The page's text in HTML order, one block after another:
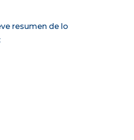
resumen de lo